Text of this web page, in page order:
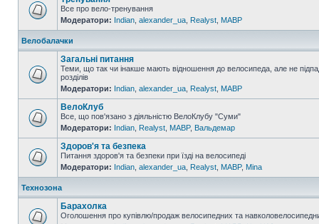
Все про вело-тренування
Модератори: Indian alexander_ua Realyst MABP
Велобалачки
Загальні питання
Теми, що так чи інакше мають відношення до велосипеда, але не
розділів
Модератори: Indian alexander_ua Realyst MABP
ВелоКлуб
Все, що пов'язано з діяльністю ВелоКлубу "Суми"
Модератори: Indian Realyst MABP, Вальдемар
Здоров'я та безпека
Питання здоров'я та безпеки при їзді на велосипеді
Модератори: Indian alexander_ua Realyst MABP, Mina
Технозона
Барахолка
Оголошення про купівлю/продаж велосипедних та